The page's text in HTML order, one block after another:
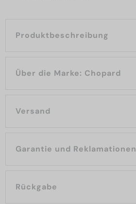
Produktbeschreibung
Über die Marke: Chopard
Versand
Garantie und Reklamationen
Rückgabe